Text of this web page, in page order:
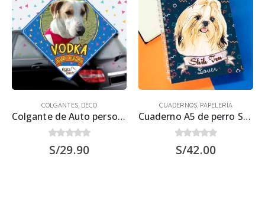
COLGANTES, DECO
Colgante de Auto personalizado con Foto 15×15 cm.
0out of 5
S/29.90
CUADERNOS, PAPELERÍA
Cuaderno A5 de perro Shih Tzu 1 21.50 x 15.70 cm
0out of 5
S/42.00